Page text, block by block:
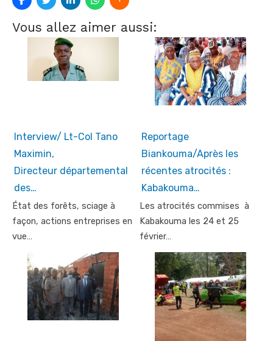
Vous allez aimer aussi:
Interview/ Lt-Col Tano
Maximin,
Directeur départemental
des…
État des forêts, sciage à
façon, actions entreprises en
vue…
Reportage
Biankouma/Après les
récentes atrocités :
Kabakouma…
Les atrocités commises à
Kabakouma les 24 et 25
février…